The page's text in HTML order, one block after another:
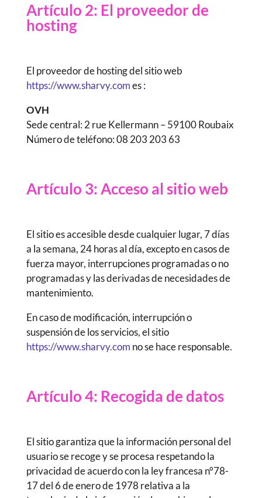
Artículo 2: El proveedor de
hosting
El proveedor de hosting del sitio web
https://www.sharvy.comes :
OVH
Sede central: 2 rue Kellermann – 59100 Roubaix
Número de teléfono: 08 203 203 63
Artículo 3: Acceso al sitio web
El sitio es accesible desde cualquier lugar, 7 días
a la semana, 24 horas al día, excepto en casos de
fuerza mayor, interrupciones programadas o no
programadas y las derivadas de necesidades de
mantenimiento.
En caso de modificación, interrupción o
suspensión de los servicios, el sitio
https://www.sharvy.com no se hace responsable.
Artículo 4: Recogida de datos
El sitio garantiza que la información personal del
usuario se recoge y se procesa respetando la
privacidad de acuerdo con la ley francesa n°78-
17 del 6 de enero de 1978 relativa a la